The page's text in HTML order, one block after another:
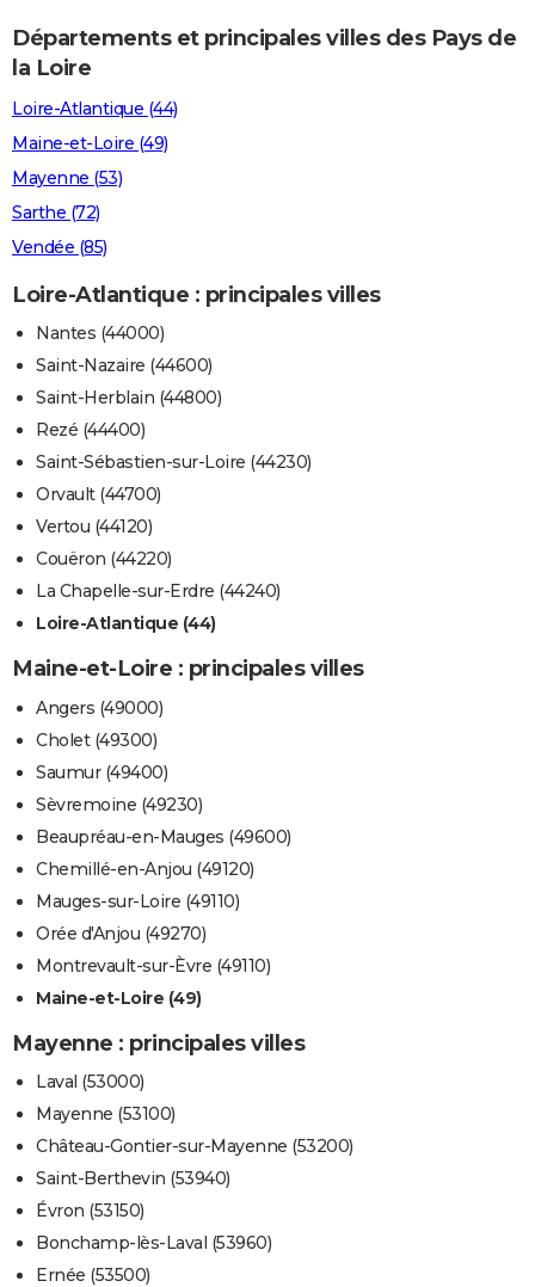
PHOTO
GUIDES D'ACHAT
CARTE DE VOEUX
Carte de Noël
Carte Bonne année
Carte Saint-Valentin
Carte Pâques
Carte d'anniversaire
DICTIONNAIRE
S'inscrire
Se connecter
Lycées
Collèges
Primaires
Universités
Entreprises
Service militaire
Avis de recherche
AVIS DE DÉCÈS
Bricolage
Lifestyle
Culture
Sport
Auto
Television
Voyage
Cinema
Départements et principales villes des Pays de
la Loire
Loire-Atlantique (44)
Maine-et-Loire (49)
Mayenne (53)
Sarthe (72)
Vendée (85)
Loire-Atlantique : principales villes
Nantes (44000)
Saint-Nazaire (44600)
Saint-Herblain (44800)
Rezé (44400)
Saint-Sébastien-sur-Loire (44230)
Orvault (44700)
Vertou (44120)
Couëron (44220)
La Chapelle-sur-Erdre (44240)
Loire-Atlantique (44)
Maine-et-Loire : principales villes
Angers (49000)
Cholet (49300)
Saumur (49400)
Sèvremoine (49230)
Beaupréau-en-Mauges (49600)
Chemillé-en-Anjou (49120)
Mauges-sur-Loire (49110)
Orée d'Anjou (49270)
Montrevault-sur-Èvre (49110)
Maine-et-Loire (49)
Mayenne : principales villes
Laval (53000)
Mayenne (53100)
Château-Gontier-sur-Mayenne (53200)
Saint-Berthevin (53940)
Évron (53150)
Bonchamp-lès-Laval (53960)
Ernée (53500)